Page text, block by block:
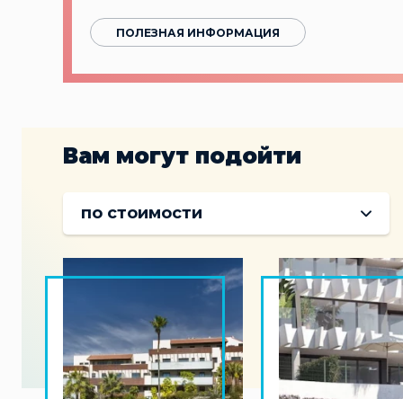
ПОЛЕЗНАЯ ИНФОРМАЦИЯ
Вам могут подойти
по стоимости